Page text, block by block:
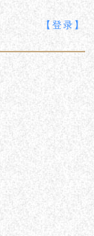
【登录】